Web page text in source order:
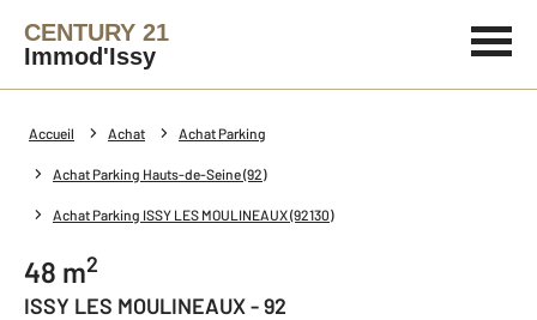
CENTURY 21
Immod'Issy
Accueil Achat Achat Parking
Achat Parking Hauts-de-Seine (92)
Achat Parking ISSY LES MOULINEAUX (92130)
48 m2
ISSY LES MOULINEAUX - 92